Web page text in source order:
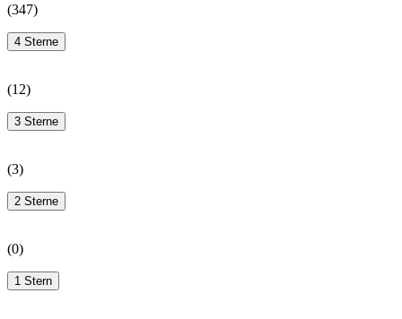
(347)
4 Sterne
(12)
3 Sterne
(3)
2 Sterne
(0)
1 Stern